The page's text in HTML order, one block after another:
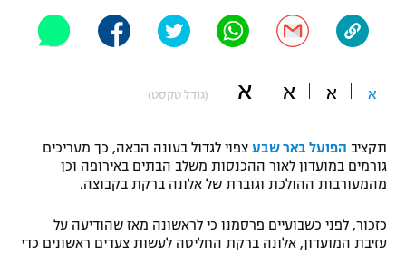
"מחצית בשכונה" – פודקאסט
משתתפים וזוכים בפרסים
תקנון משתתפים וזוכים בפרסים
תקנון עבור פעילות אלקטרה
תקנון עבור פעילות ספורט 1 – "מרלן"
טניס
אופניים
ספורט מוטורי
פוטבול אמריקאי NFL
א א א א (גודל טקסט)
תקציב הפועל באר שבע צפוי לגדול בעונה הבאה, כך מעריכים
גורמים במועדון לאור ההכנסות משלב הבתים באירופה וכן
מהמעורבות ההולכת וגוברת של אלונה ברקת בקבוצה.
כזכור, לפני כשבועיים פרסמנו כי לראשונה מאז שהודיעה על
עזיבת המועדון, אלונה ברקת החליטה לעשות צעדים ראשונים כדי